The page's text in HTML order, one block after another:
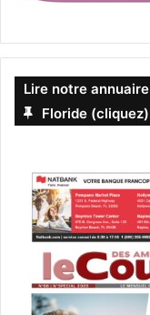
Lire notre
Floride